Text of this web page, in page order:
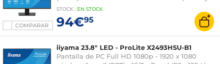
COMPARAR
- DisplayPort/HDMI - Negro
STOCK : EN STOCK
94€95
iiyama 23.8" LED - ProLite X2493HSU-B1
Pantalla de PC Full HD 1080p - 1920 x 1080